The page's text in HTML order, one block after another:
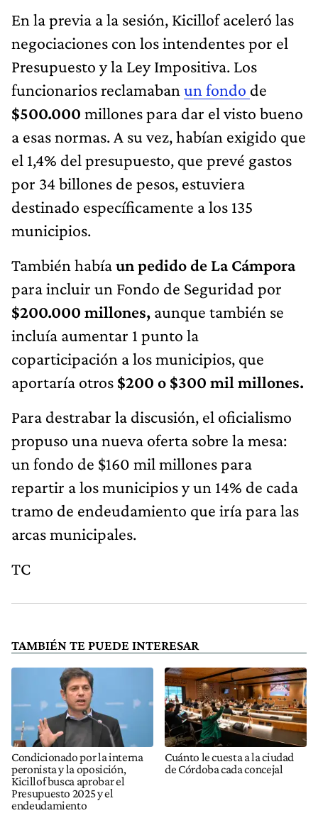
En la previa a la sesión, Kicillof aceleró las
negociaciones con los intendentes por el
Presupuesto y la Ley Impositiva. Los
funcionarios reclamaban un fondo de
$500.000 millones para dar el visto bueno
a esas normas. A su vez, habían exigido que
el 1,4% del presupuesto, que prevé gastos
por 34 billones de pesos, estuviera
destinado específicamente a los 135
municipios.
También habíaun pedido de La Cámpora
para incluir un Fondo de Seguridad por
$200.000 millones, aunque también se
incluía aumentar 1 punto la
coparticipación a los municipios, que
aportaría otros $200 o $300 mil millones.
Para destrabar la discusión, el oficialismo
propuso una nueva oferta sobre la mesa:
un fondo de $160 mil millones para
repartir a los municipios y un 14% de cada
tramo de endeudamiento que iría para las
arcas municipales.
TC
TAMBIÉN TE PUEDE INTERESAR
Condicionado por la interna
peronista y la oposición,
Kicillof busca aprobar el
Presupuesto 2025 y el
endeudamiento
Cuánto le cuesta a la ciudad
de Córdoba cada concejal